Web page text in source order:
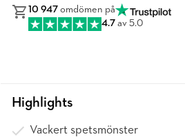
10 947 omdömen på
4.7 av 5.0
Highlights
Vackert spetsmönster